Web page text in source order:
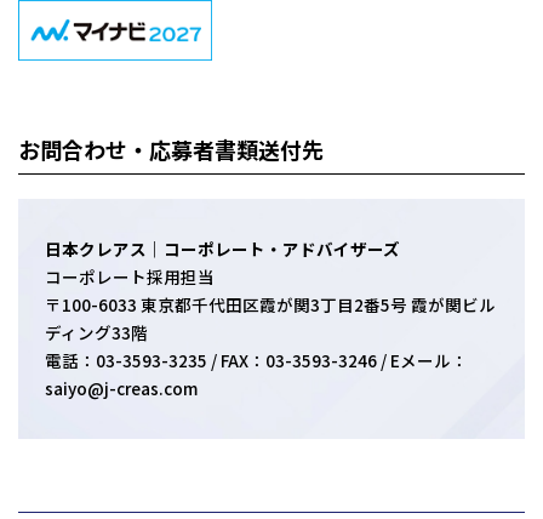
お問合わせ・応募者書類送付先
日本クレアス｜コーポレート・アドバイザーズ
コーポレート採用担当
〒100-6033 東京都千代田区霞が関3丁目2番5号 霞が関ビル
ディング33階
電話：03-3593-3235 / FAX：03-3593-3246 / Eメール：
saiyo@j-creas.com